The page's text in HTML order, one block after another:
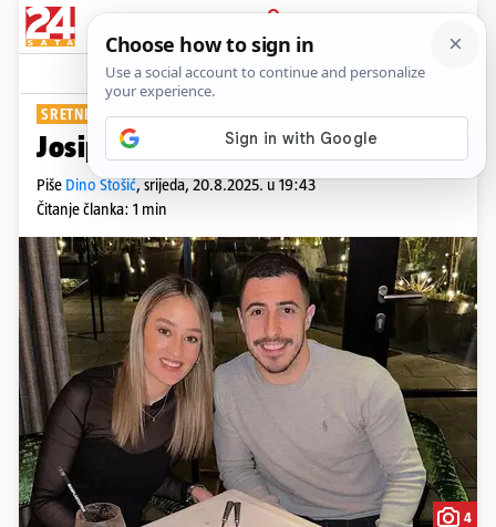
PRIJAVA
Show Komentari
SRETNE VIJESTI
Josip Juranović postao je otac
Piše Dino Stošić,srijeda, 20.8.2025. u 19:43
Čitanje članka: 1 min
4